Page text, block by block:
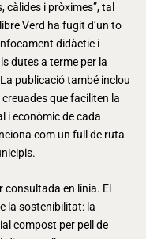
i pròximes”, tal
Verd ha fugit d’un to
didàctic i
dutes a terme per la
publicació també inclou
que faciliten la
i econòmic de cada
com un full de ruta
consultada en línia. El
la sostenibilitat: la
compost per pell de